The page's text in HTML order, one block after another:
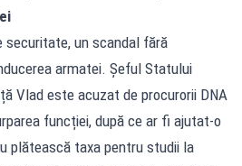
un scandal fără
armatei. Șeful Statului
Vlad este acuzat de procurorii DNA
funcției, după ce ar fi ajutat-o
plătească taxa pentru studii la